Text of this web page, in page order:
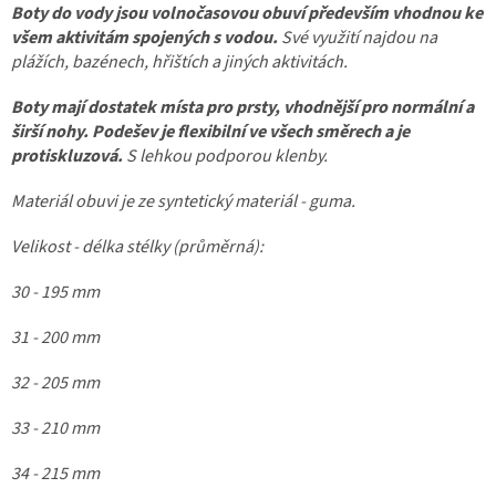
cena:
Boty do vody jsou volnočasovou obuví především vhodnou ke
všem aktivitám spojených s vodou.Své využití najdou na
plážích, bazénech, hřištích a jiných aktivitách.
Boty mají dostatek místa pro prsty, vhodnější pro normální a
širší nohy.Podešev je flexibilní ve všech směrech a je
protiskluzová.S lehkou podporou klenby.
Materiál obuvi je ze syntetický materiál - guma.
Velikost - délka stélky (průměrná):
30 - 195 mm
31 - 200 mm
32 - 205 mm
33 - 210 mm
34 - 215 mm